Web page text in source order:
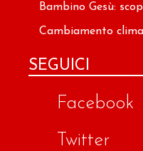
Bambino Gesù:
Cambiamento
SEGUICI
Facebook
Twitter